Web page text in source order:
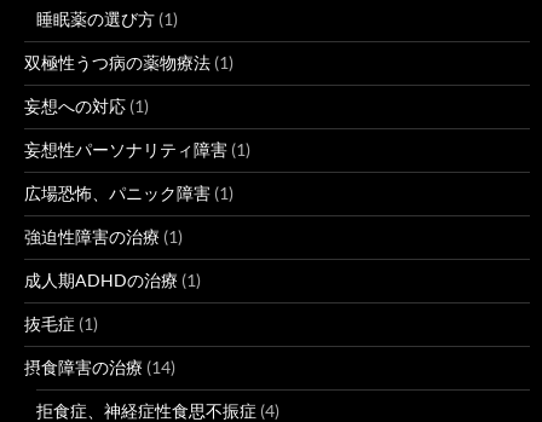
睡眠薬の選び方 (1)
双極性うつ病の薬物療法 (1)
妄想への対応 (1)
妄想性パーソナリティ障害 (1)
広場恐怖、パニック障害 (1)
強迫性障害の治療 (1)
成人期ADHDの治療 (1)
抜毛症 (1)
摂食障害の治療 (14)
拒食症、神経症性食思不振症 (4)